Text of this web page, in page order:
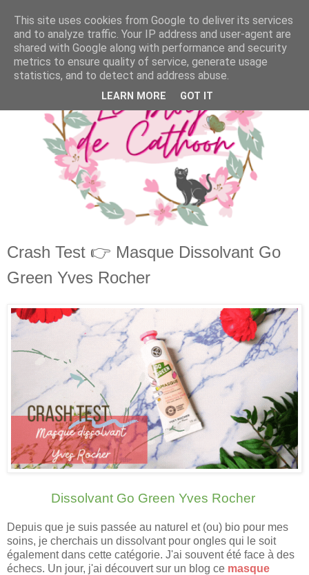
Crash Test 👉 Masque Dissolvant Go
Green Yves Rocher
Dissolvant Go Green Yves Rocher
Depuis que je suis passée au naturel et (ou) bio pour mes
soins, je cherchais un dissolvant pour ongles qui le soit
également dans cette catégorie. J'ai souvent été face à des
échecs. Un jour, j'ai découvert sur un blog ce masque
This site uses cookies from Google to deliver its services
and to analyze traffic. Your IP address and user-agent are
shared with Google along with performance and security
metrics to ensure quality of service, generate usage
statistics, and to detect and address abuse.
LEARN MORE GOT IT